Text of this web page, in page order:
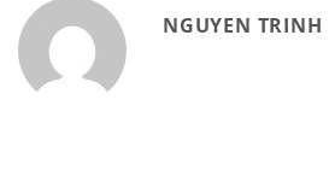
NGUYEN TRINH